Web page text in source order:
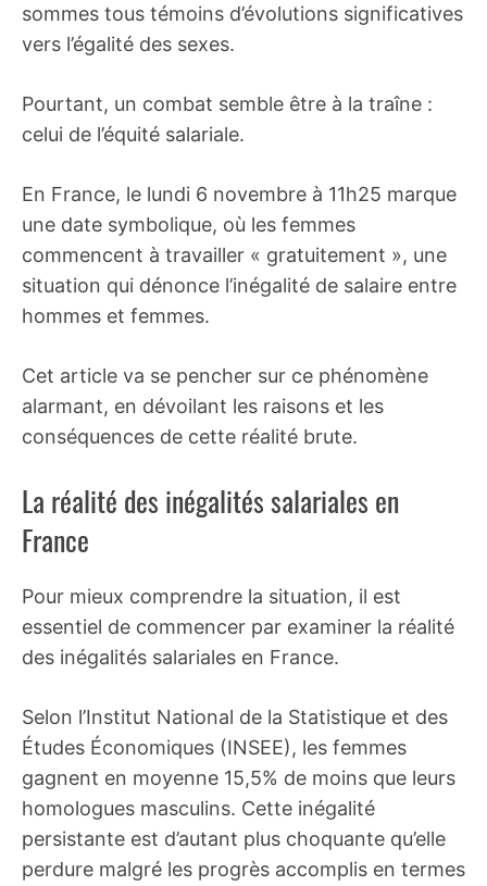
sommes tous témoins d’évolutions significatives
vers l’égalité des sexes.
Pourtant, un combat semble être à la traîne :
celui de l’équité salariale.
En France, le lundi 6 novembre à 11h25 marque
une date symbolique, où les femmes
commencent à travailler « gratuitement », une
situation qui dénonce l’inégalité de salaire entre
hommes et femmes.
Cet article va se pencher sur ce phénomène
alarmant, en dévoilant les raisons et les
conséquences de cette réalité brute.
La réalité des inégalités salariales en
France
Pour mieux comprendre la situation, il est
essentiel de commencer par examiner la réalité
des inégalités salariales en France.
Selon l’Institut National de la Statistique et des
Études Économiques (INSEE), les femmes
gagnent en moyenne 15,5% de moins que leurs
homologues masculins. Cette inégalité
persistante est d’autant plus choquante qu’elle
perdure malgré les progrès accomplis en termes